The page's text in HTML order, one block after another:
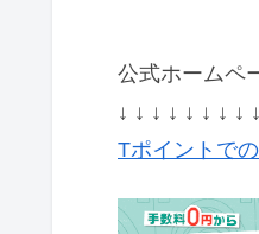
公式ホームペ
↓ ↓ ↓ ↓ ↓ ↓ ↓ ↓
Tポイントで